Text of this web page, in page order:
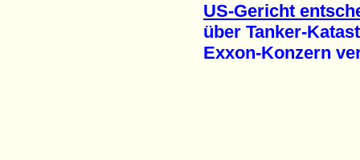
US-Gericht
über Tanker-
Exxon-Konzern